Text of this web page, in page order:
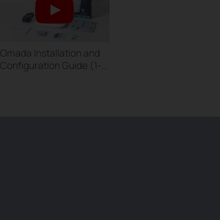
Omada Installation and
Configuration Guide (1-